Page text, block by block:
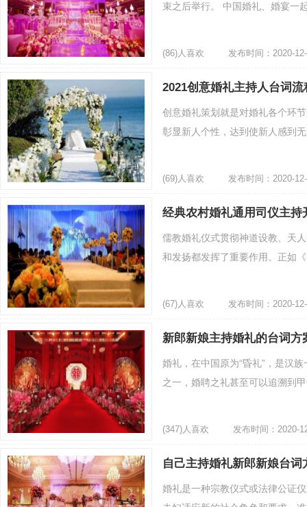
束之后举行。 中国婚礼、婚宴一
(86)人喜欢 发布时间：2020-
2021创意婚礼主持人台词流
创意婚礼策划就是对婚礼各个环
彰显新人个性，达到使新人感到
(69)人喜欢 发布时间：2020-
经典农村婚礼通用司仪主持
儒教婚礼仪式贯彻神道设教、天
和发扬都发挥了重要作用。正如
(67)人喜欢 发布时间：2020-
新郎新娘主持婚礼的台词方
婚礼，在中国原为“昏礼”，是
之一，婚聘之礼甚至可以追溯到
(347)人喜欢 发布时间：2020-
自己主持婚礼新郎新娘台词
婚礼是一种宗教仪式或法律公证